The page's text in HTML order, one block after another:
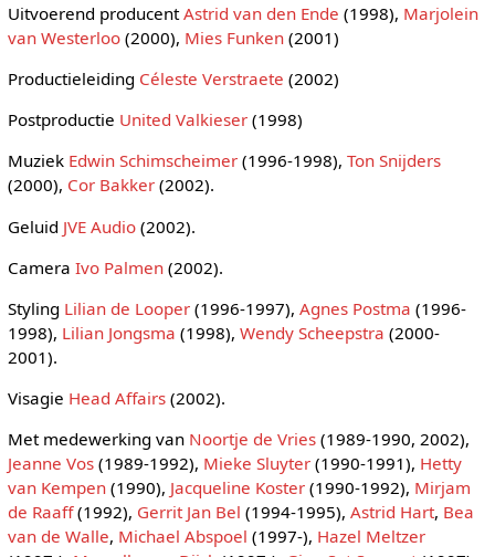
Uitvoerend producentAstrid van den Ende (1998), Marjolein
van Westerloo(2000), Mies Funken(2001)
Productieleiding Céleste Verstraete (2002)
Postproductie United Valkieser(1998)
Muziek Edwin Schimscheimer(1996-1998), Ton Snijders
(2000), Cor Bakker(2002).
Geluid JVE Audio(2002).
Camera Ivo Palmen(2002).
Styling Lilian de Looper(1996-1997), Agnes Postma (1996-
1998), Lilian Jongsma (1998), Wendy Scheepstra (2000-
2001).
Visagie Head Affairs(2002).
Met medewerking van Noortje de Vries(1989-1990, 2002),
Jeanne Vos(1989-1992), Mieke Sluyter(1990-1991), Hetty
van Kempen(1990), Jacqueline Koster(1990-1992), Mirjam
de Raaff(1992), Gerrit Jan Bel (1994-1995), Astrid Hart, Bea
van de Walle, Michael Abspoel (1997-), Hazel Meltzer